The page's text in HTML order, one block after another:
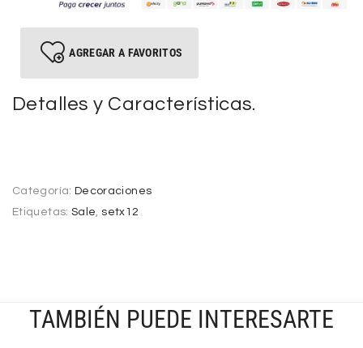
AGREGAR A FAVORITOS
Detalles y Características.
Categoría: Decoraciones
Etiquetas: Sale, setx12
TAMBIÉN PUEDE INTERESARTE